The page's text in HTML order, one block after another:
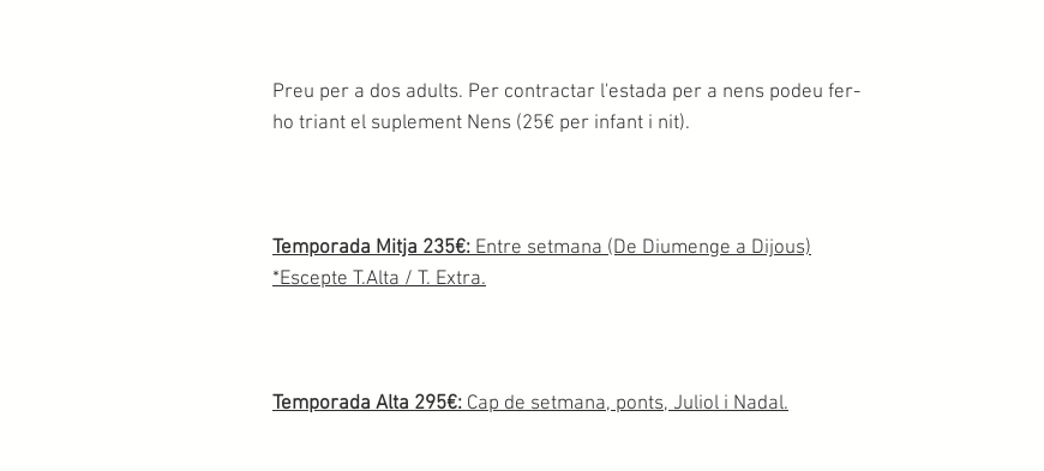
Preu per a dos adults. Per contractar l'estada per a nens podeu fer-
ho triant el suplement Nens (25€ per infant i nit).
Temporada Mitja 235€: Entre setmana (De Diumenge a Dijous)
*Escepte T.Alta / T. Extra.
Temporada Alta 295€: Cap de setmana, ponts, Juliol i Nadal.